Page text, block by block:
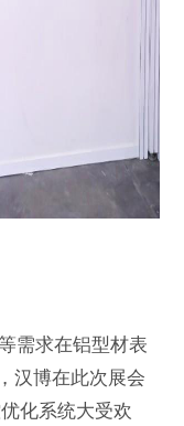
需求在铝型材表
汉博在此次展会
化系统大受欢